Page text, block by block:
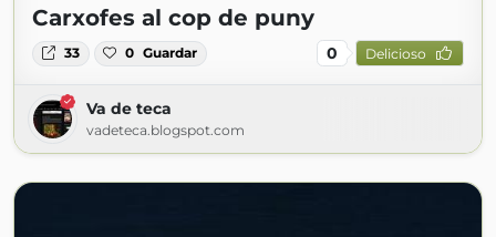
Carxofes al cop de puny
33 0 Guardar 0 Delicioso
Va de teca
vadeteca.blogspot.com